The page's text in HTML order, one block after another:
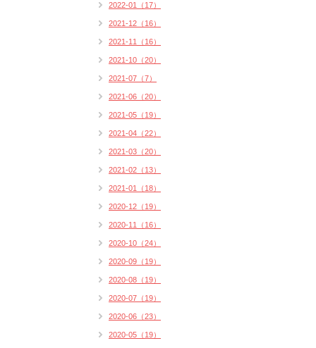
2022-01（17）
2021-12（16）
2021-11（16）
2021-10（20）
2021-07（7）
2021-06（20）
2021-05（19）
2021-04（22）
2021-03（20）
2021-02（13）
2021-01（18）
2020-12（19）
2020-11（16）
2020-10（24）
2020-09（19）
2020-08（19）
2020-07（19）
2020-06（23）
2020-05（19）